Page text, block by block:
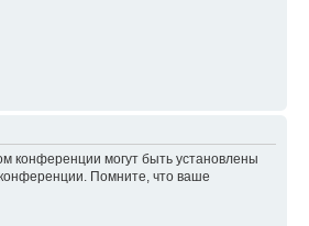
конференции могут быть установлены
Помните, что ваше